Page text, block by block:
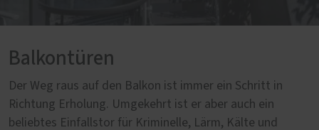
Balkontüren
Der Weg raus auf den Balkon ist immer ein Schritt in
Richtung Erholung. Umgekehrt ist er aber auch ein
beliebtes Einfallstor für Kriminelle, Lärm, Kälte und